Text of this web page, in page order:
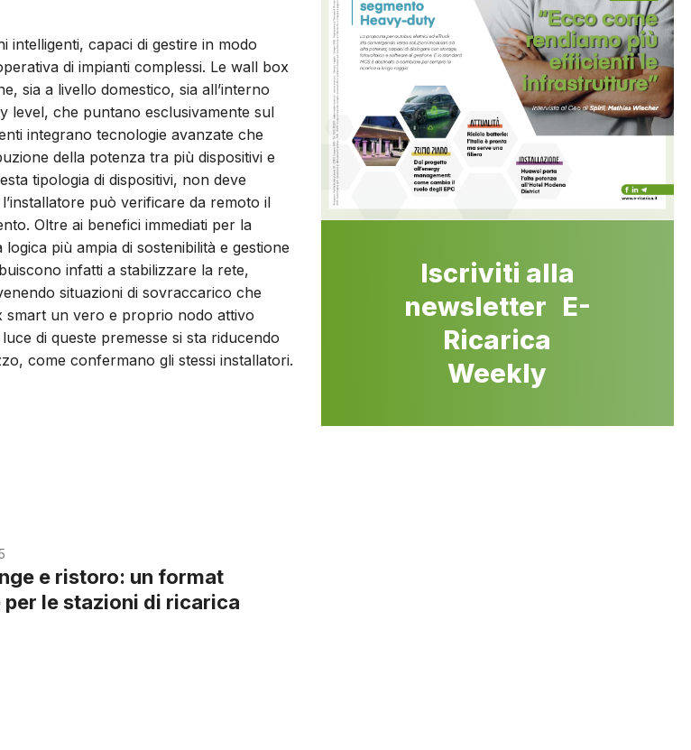
intelligenti, capaci di gestire in modo
di impianti complessi. Le wall box
sia a livello domestico, sia all’interno
level, che puntano esclusivamente sul
integrano tecnologie avanzate che
della potenza tra più dispositivi e
tipologia di dispositivi, non deve
può verificare da remoto il
Oltre ai benefici immediati per la
più ampia di sostenibilità e gestione
infatti a stabilizzare la rete,
situazioni di sovraccarico che
smart un vero e proprio nodo attivo
di queste premesse si sta riducendo
come confermano gli stessi installatori.
e ristoro: un format
le stazioni di ricarica
Iscriviti alla
newsletter E-
Ricarica
Weekly